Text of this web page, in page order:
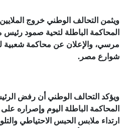
ويثمن التحالف الوطني خروج
المحاكمة الباطلة لتحية صمود
شوارع مصر.
ويؤكد التحالف الوطني أن رفض
المحاكمة الباطلة اليوم وإصراره
ارتداء ملابس الحبس الاحتياطي